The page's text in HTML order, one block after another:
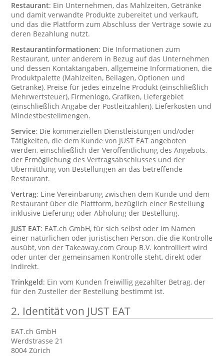
Restaurant: Ein Unternehmen, das Mahlzeiten, Getränke
und damit verwandte Produkte zubereitet und verkauft,
und das die Plattform zum Abschluss der Verträge sowie zu
deren Bezahlung nutzt.
Restaurantinformationen: Die Informationen zum
Restaurant, unter anderem in Bezug auf das Unternehmen
und dessen Kontaktangaben, allgemeine Informationen, die
Produktpalette (Mahlzeiten, Beilagen, Optionen und
Getränke), Preise für jedes einzelne Produkt (einschließlich
Mehrwertsteuer), Firmenlogo, Grafiken, Liefergebiet
(einschließlich Angabe der Postleitzahlen), Lieferkosten und
Mindestbestellmengen.
Service: Die kommerziellen Dienstleistungen und/oder
Tätigkeiten, die dem Kunde von JUST EAT angeboten
werden, einschließlich der Veröffentlichung des Angebots,
der Ermöglichung des Vertragsabschlusses und der
Übermittlung von Bestellungen an das betreffende
Restaurant.
Vertrag: Eine Vereinbarung zwischen dem Kunde und dem
Restaurant über die Plattform, bezüglich einer Bestellung
inklusive Lieferung oder Abholung der Bestellung.
JUST EAT: EAT.ch GmbH, für sich selbst oder im Namen
einer natürlichen oder juristischen Person, die die Kontrolle
ausübt, von der Takeaway.com Group B.V. kontrolliert wird
oder unter der gemeinsamen Kontrolle steht, direkt oder
indirekt.
Trinkgeld: Ein vom Kunden freiwillig gezahlter Betrag, der
für den Zusteller der Bestellung bestimmt ist.
2. Identität von JUST EAT
EAT.ch GmbH
Werdstrasse 21
8004 Zürich